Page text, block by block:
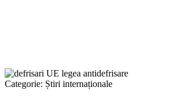
Categorie: Știri internaționale